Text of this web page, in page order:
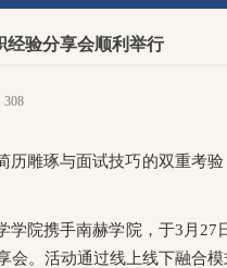
验分享会顺利举行
308
雕琢与面试技巧的双重考
院携手南赫学院，于3月27
会。活动通过线上线下融合